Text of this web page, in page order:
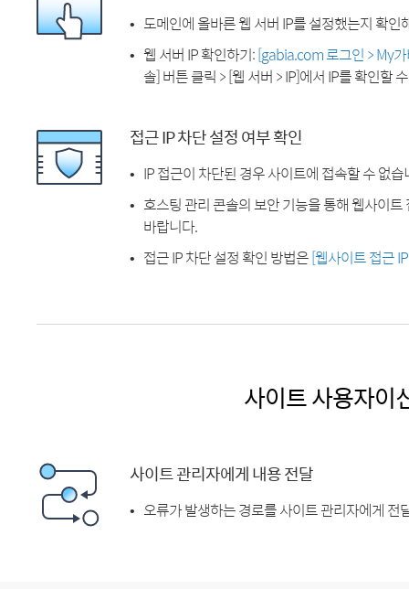
도메인에 올바른 웹 서버 IP를 설정했는지 확인
웹 서버 IP 확인하기:[gabia.com 로그인 > My
솔] 버튼 클릭 > [웹 서버 > IP]에서 IP를 확인할
접근 IP 차단 설정 여부 확인
IP 접근이 차단된 경우 사이트에 접속할 수 없습
호스팅 관리 콘솔의 보안 기능을 통해 웹사이
바랍니다.
접근 IP 차단 설정 확인 방법은[웹사이트 접근
사이트 사용자이
사이트 관리자에게 내용 전달
오류가 발생하는 경로를 사이트 관리자에게 전